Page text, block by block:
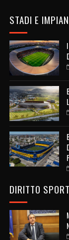
STADI E
DIRITTO